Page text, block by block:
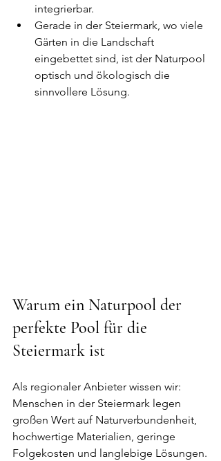
integrierbar.
Gerade in der Steiermark, wo viele
Gärten in die Landschaft
eingebettet sind, ist der Naturpool
optisch und ökologisch die
sinnvollere Lösung.
Warum ein Naturpool der
perfekte Pool für die
Steiermark ist
Als regionaler Anbieter wissen wir:
Menschen in der Steiermark legen
großen Wert auf Naturverbundenheit,
hochwertige Materialien, geringe
Folgekosten und langlebige Lösungen.